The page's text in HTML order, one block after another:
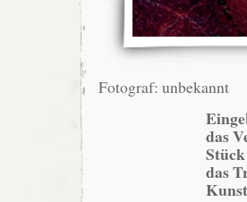
Fotograf: unbekannt
das
das
Kunst